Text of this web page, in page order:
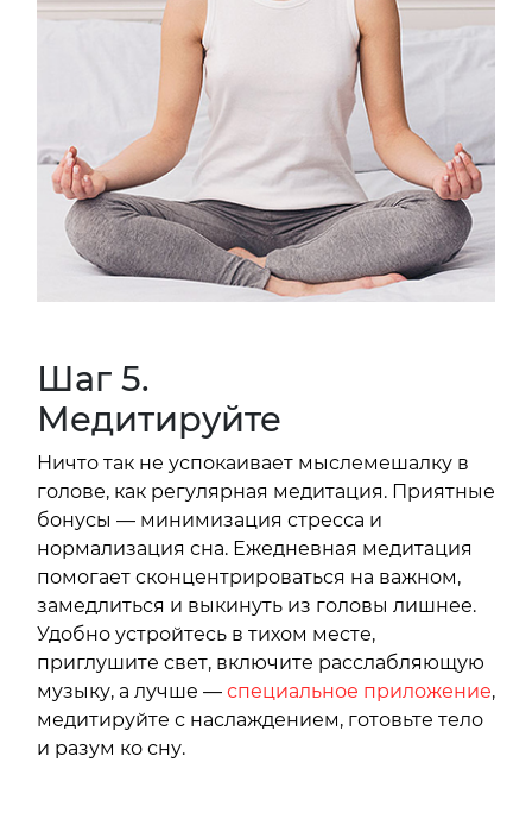
Шаг 5.
Медитируйте
Ничто так не успокаивает мыслемешалку в
голове, как регулярная медитация. Приятные
бонусы — минимизация стресса и
нормализация сна. Ежедневная медитация
помогает сконцентрироваться на важном,
замедлиться и выкинуть из головы лишнее.
Удобно устройтесь в тихом месте,
приглушите свет, включите расслабляющую
музыку, а лучше — специальное приложение,
медитируйте с наслаждением, готовьте тело
и разум ко сну.